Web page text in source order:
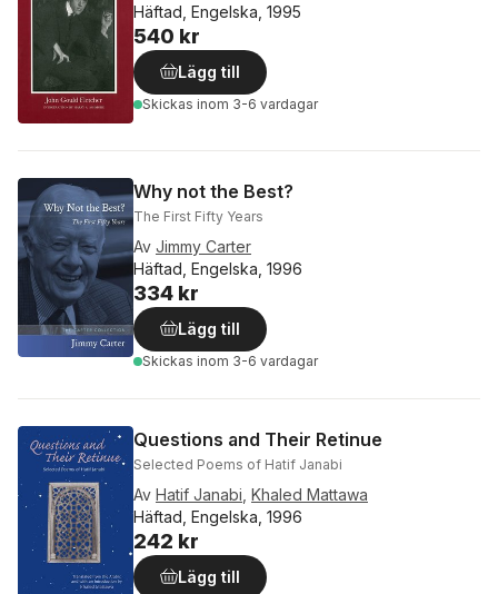
Häftad, Engelska, 1995
540 kr
Lägg till
Skickas inom 3-6 vardagar
Why not the Best?
The First Fifty Years
Av Jimmy Carter
Häftad, Engelska, 1996
334 kr
Lägg till
Skickas inom 3-6 vardagar
Questions and Their Retinue
Selected Poems of Hatif Janabi
Av Hatif Janabi, Khaled Mattawa
Häftad, Engelska, 1996
242 kr
Lägg till